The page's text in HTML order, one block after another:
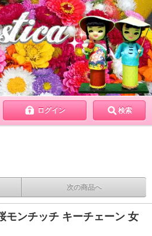
ログイン 検索
次の商品へ
モンチッチ キーチェーン 女